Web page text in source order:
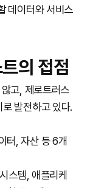
데이터와 서비스
의 접점
고, 제로트러스
발전하고 있다.
터, 자산 등 6개
스템, 애플리케